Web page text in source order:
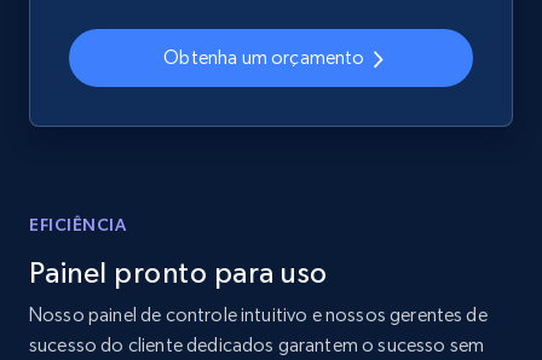
using specified keywords
URL, Domain, Country code, Model number,
Sku, Product id, Product name, Manufacturer,
and more.
Obtenha um orçamento
EFICIÊNCIA
Painel pronto para uso
Nosso painel de controle intuitivo e nossos gerentes de
sucesso do cliente dedicados garantem o sucesso sem